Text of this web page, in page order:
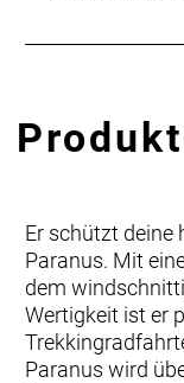
Er schützt deine
Paranus. Mit
dem
Wertigkeit ist er
Paranus wird